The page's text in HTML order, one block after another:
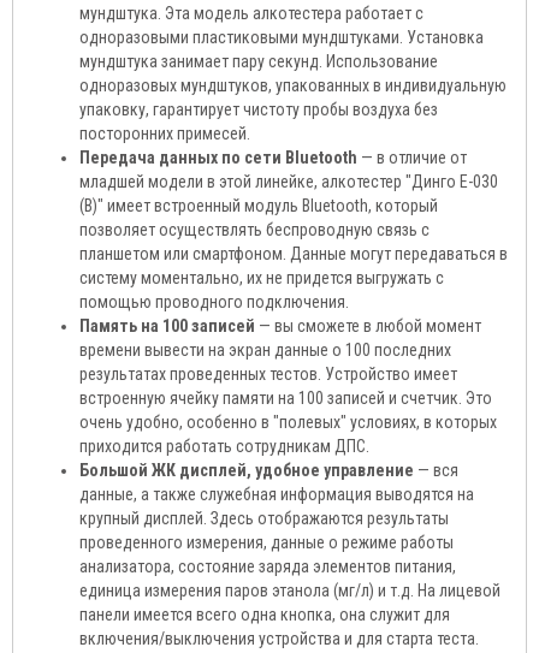
мундштука. Эта модель алкотестера работает с
одноразовыми пластиковыми мундштуками. Установка
мундштука занимает пару секунд. Использование
одноразовых мундштуков, упакованных в индивидуальную
упаковку, гарантирует чистоту пробы воздуха без
посторонних примесей.
Передача данных по сети Bluetooth — в отличие от
младшей модели в этой линейке, алкотестер "Динго Е-030
(B)" имеет встроенный модуль Bluetooth, который
позволяет осуществлять беспроводную связь с
планшетом или смартфоном. Данные могут передаваться в
систему моментально, их не придется выгружать с
помощью проводного подключения.
Память на 100 записей — вы сможете в любой момент
времени вывести на экран данные о 100 последних
результатах проведенных тестов. Устройство имеет
встроенную ячейку памяти на 100 записей и счетчик. Это
очень удобно, особенно в "полевых" условиях, в которых
приходится работать сотрудникам ДПС.
Большой ЖК дисплей, удобное управление — вся
данные, а также служебная информация выводятся на
крупный дисплей. Здесь отображаются результаты
проведенного измерения, данные о режиме работы
анализатора, состояние заряда элементов питания,
единица измерения паров этанола (мг/л) и т.д. На лицевой
панели имеется всего одна кнопка, она служит для
включения/выключения устройства и для старта теста.